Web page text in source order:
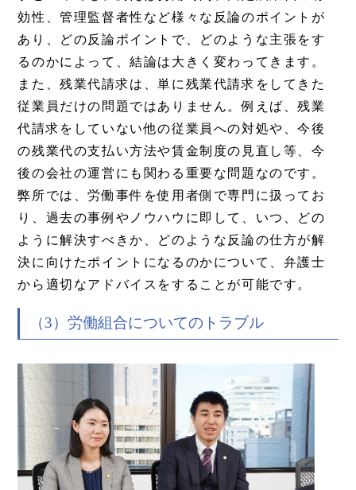
効性、管理監督者性など様々な反論のポイントが
あり、どの反論ポイントで、どのような主張をす
るのかによって、結論は大きく変わってきます。
また、残業代請求は、単に残業代請求をしてきた
従業員だけの問題ではありません。例えば、残業
代請求をしていない他の従業員への対処や、今後
の残業代の支払い方法や賃金制度の見直し等、今
後の会社の運営にも関わる重要な問題なのです。
弊所では、労働事件を使用者側で専門に扱ってお
り、過去の事例やノウハウに即して、いつ、どの
ように解決すべきか、どのような反論の仕方が解
決に向けたポイントになるのかについて、弁護士
から適切なアドバイスをすることが可能です。
（3）労働組合についてのトラブル